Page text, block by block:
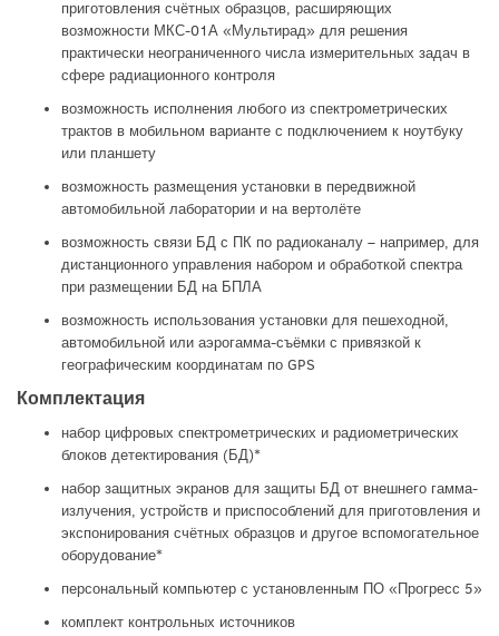
приготовления счётных образцов, расширяющих
возможности МКС-01А «Мультирад» для решения
практически неограниченного числа измерительных задач в
сфере радиационного контроля
возможность исполнения любого из спектрометрических
трактов в мобильном варианте с подключением к ноутбуку
или планшету
возможность размещения установки в передвижной
автомобильной лаборатории и на вертолёте
возможность связи БД с ПК по радиоканалу – например, для
дистанционного управления набором и обработкой спектра
при размещении БД на БПЛА
возможность использования установки для пешеходной,
автомобильной или аэрогамма-съёмки с привязкой к
географическим координатам по GPS
Комплектация
набор цифровых спектрометрических и радиометрических
блоков детектирования (БД)*
набор защитных экранов для защиты БД от внешнего гамма-
излучения, устройств и приспособлений для приготовления и
экспонирования счётных образцов и другое вспомогательное
оборудование*
персональный компьютер с установленным ПО «Прогресс 5»
комплект контрольных источников